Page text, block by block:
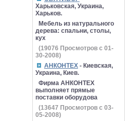
Харьковская, Украина,
Харьков.
Мебель из натурального
дерева: спальни, столы,
кух
(19076 Просмотров с 01-
30-2008)
АНКОНТЕХ - Киевская,
Украина, Киев.
Фирма АНКОНТЕХ
выполняет прямые
поставки оборудова
(13647 Просмотров с 03-
05-2008)